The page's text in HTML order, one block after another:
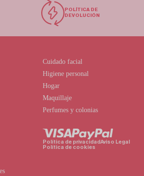
POLÍTICA DE
DEVOLUCIÓN
Cuidado facial
Higiene personal
Hogar
Maquillaje
Perfumes y colonias
Política de privacidadAviso Legal
Política de cookies